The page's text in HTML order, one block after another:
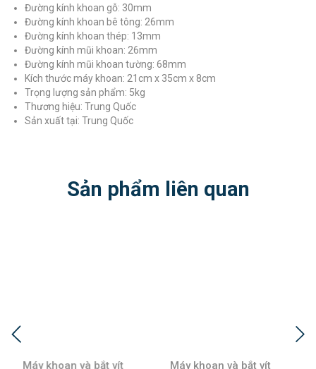
Đường kính khoan gỗ: 30mm
Đường kính khoan bê tông: 26mm
Đường kính khoan thép: 13mm
Đường kính mũi khoan: 26mm
Đường kính mũi khoan tường: 68mm
Kích thước máy khoan: 21cm x 35cm x 8cm
Trọng lượng sản phẩm: 5kg
Thương hiệu: Trung Quốc
Sản xuất tại: Trung Quốc
Sản phẩm liên quan
Máy khoan và bắt vít Máy khoan và bắt vít